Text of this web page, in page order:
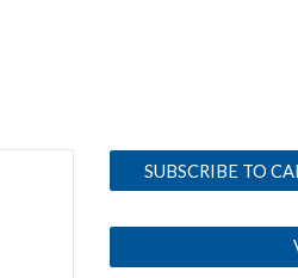
SUBSCRIBE TO